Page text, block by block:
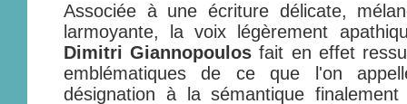
Associée à une écriture délicate,
larmoyante, la voix légèrement
Dimitri Giannopoulos fait en effet
emblématiques de ce que l'on
désignation à la sémantique